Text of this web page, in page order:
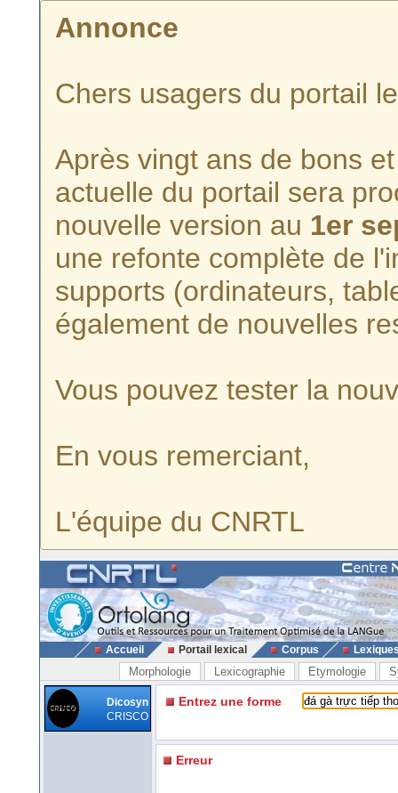
Annonce
Chers usagers du portail
Après vingt ans de bons
actuelle du portail sera
nouvelle version au 1er
une refonte complète de
supports (ordinateurs,
également de nouvelles
Vous pouvez tester la
En vous remerciant,
L'équipe du CNRTL
Accueil Portail lexical Corpus
Morphologie Lexicographie Etymologie
Dicosyn
CRISCO
Entrez une forme
Erreur